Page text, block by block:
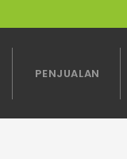
PENJUALAN